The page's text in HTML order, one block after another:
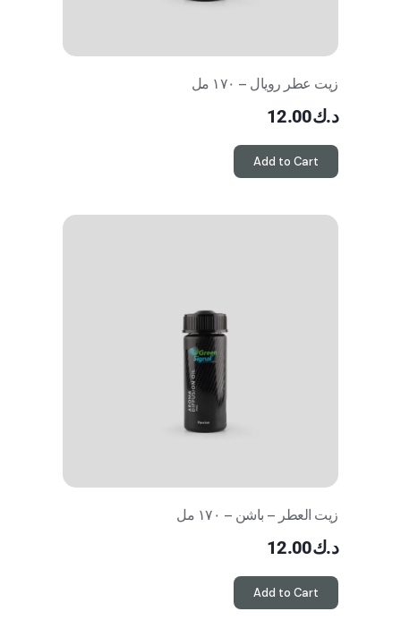
زيت عطر رويال – ١٧٠ مل
د.ك12.00
Add to Cart
زيت العطر – باشن – ١٧٠ مل
د.ك12.00
Add to Cart